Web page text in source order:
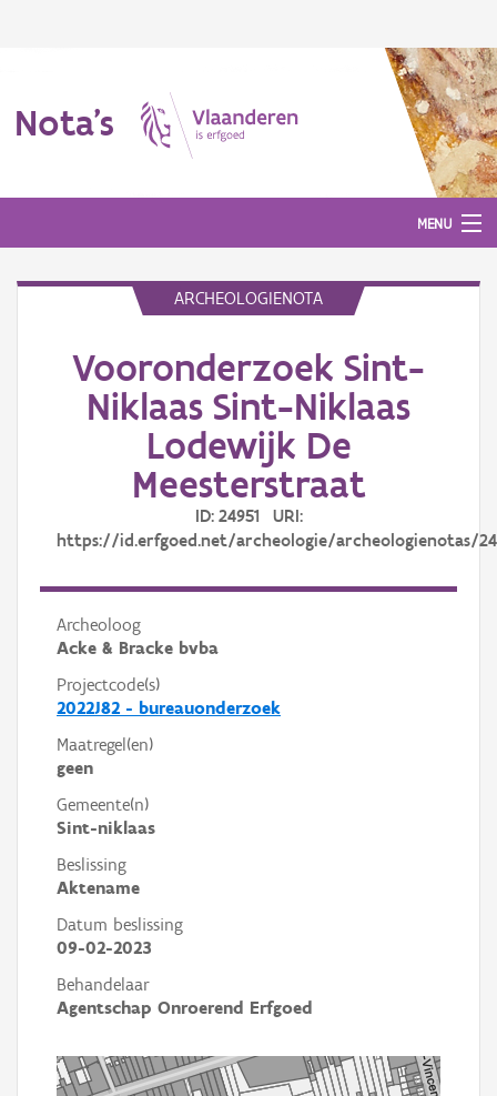
Nota's
MENU
Aanmelden
ARCHEOLOGIENOTA
Vooronderzoek Sint-
Niklaas Sint-Niklaas
Lodewijk De
Meesterstraat
ID: 24951 URI:
https://id.erfgoed.net/archeologie/archeologienotas/
Archeoloog
Acke & Bracke bvba
Projectcode(s)
2022J82 - bureauonderzoek
Maatregel(en)
geen
Gemeente(n)
Sint-niklaas
Beslissing
Aktename
Datum beslissing
09-02-2023
Behandelaar
Agentschap Onroerend Erfgoed